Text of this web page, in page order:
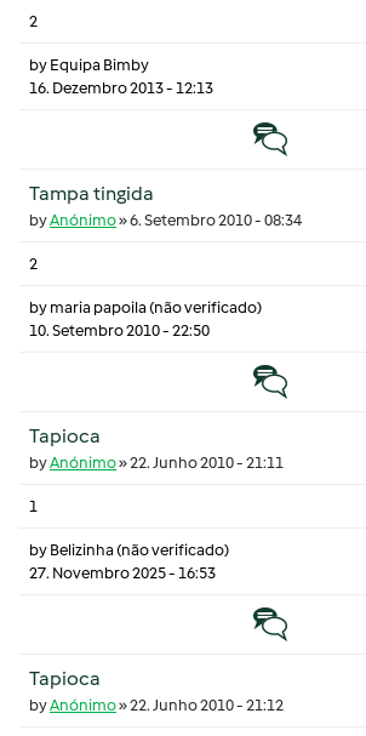
2
by Equipa Bimby
16. Dezembro 2013 - 12:13
Tópico normal
Tampa tingida
byAnónimo»6. Setembro 2010 - 08:34
2
by maria papoila (não verificado)
10. Setembro 2010 - 22:50
Tópico normal
Tapioca
byAnónimo»22. Junho 2010 - 21:11
1
by Belizinha (não verificado)
27. Novembro 2025 - 16:53
Tópico normal
Tapioca
byAnónimo»22. Junho 2010 - 21:12